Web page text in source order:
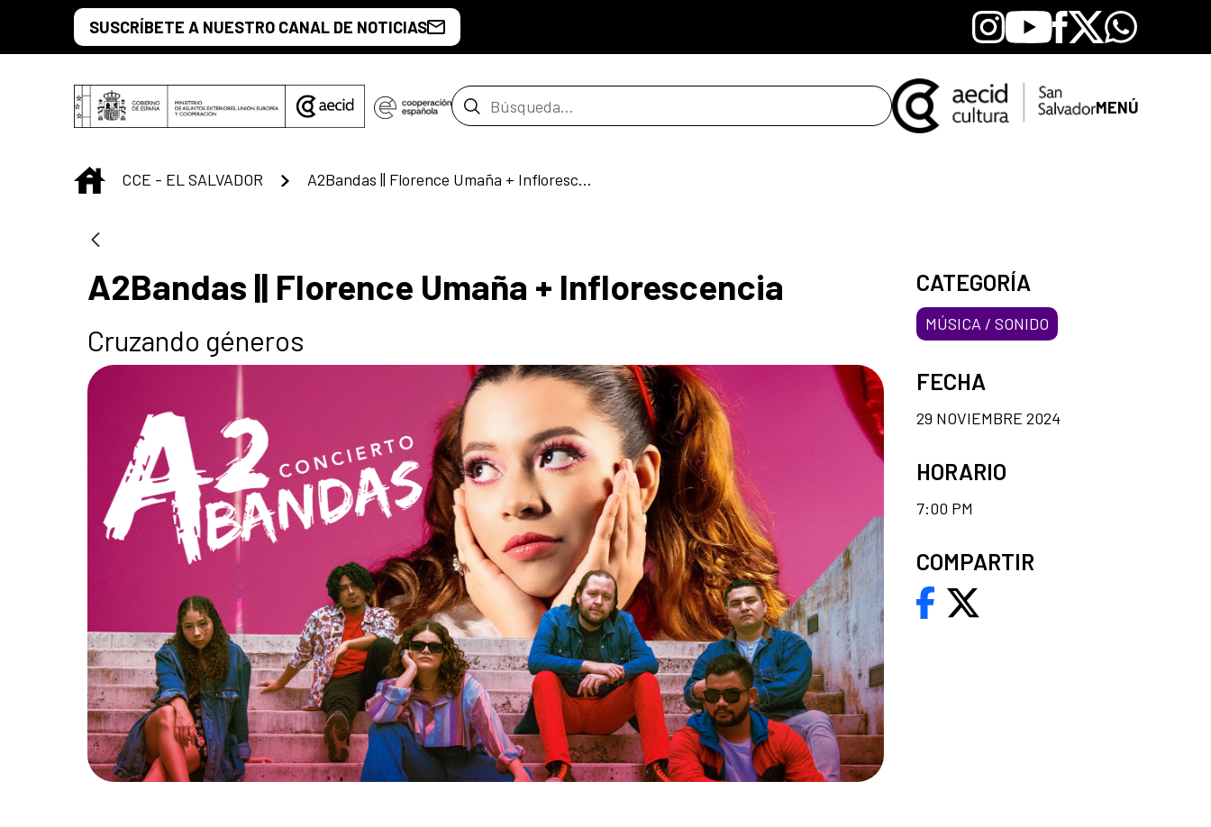
Saltar al contenido principal
SUSCRÍBETE A NUESTRO CANAL DE NOTICIAS Instagram
YoutubeFacebook
X Whatsapp
Barra de búsqueda MENÚ
INICIO
CCE - EL SALVADOR A2Bandas || Florence Umaña + Inflorescencia
A2Bandas || Florence Umaña + Inflorescencia
Cruzando géneros
CATEGORÍA
MÚSICA / SONIDO
FECHA
29 NOVIEMBRE 2024
HORARIO
7:00 PM
COMPARTIR